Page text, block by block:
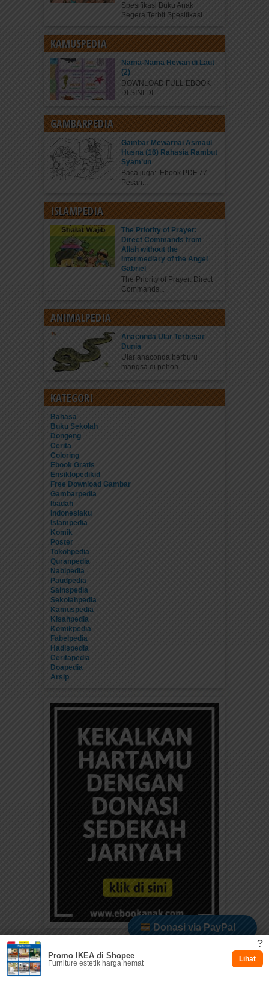
Spesifikasi Buku Anak
Segera Terbit Spesifikasi...
KAMUSPEDIA
Nama-Nama Hewan di Laut
(2)
DOWNLOAD FULL EBOOK
DI SINI DI...
GAMBARPEDIA
Gambar Mewarnai Asmaul
Husna (16) Rahasia Rambut
Syam’un
Baca juga: Ebook PDF 77
Pesan...
ISLAMPEDIA
The Priority of Prayer:
Direct Commands from
Allah without the
Intermediary of the Angel
Gabriel
The Priority of Prayer: Direct
Commands...
ANIMALPEDIA
Anaconda Ular Terbesar
Dunia
Ular anaconda berburu
mangsa di pohon...
KATEGORI
Bahasa
Buku Sekolah
Dongeng
Cerita
Coloring
Ebook Gratis
Ensiklopedikid
Free Download Gambar
Gambarpedia
Ibadah
Indonesiaku
Islampedia
Komik
Poster
Tokohpedia
Quranpedia
Nabipedia
Paudpedia
Sainspedia
Sekolahpedia
Kamuspedia
Kisahpedia
Komikpedia
Fabelpedia
Hadispedia
Ceritapedia
Doapedia
Arsip
Donasi via PayPal
Dukung via Kitabisa
?
Promo IKEA di Shopee
Furniture estetik harga hemat Lihat